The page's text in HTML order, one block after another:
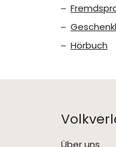
Hörbuch
Über uns